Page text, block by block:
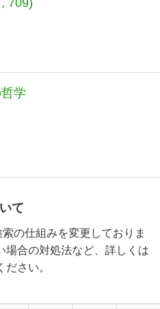
709)
学
て
の仕組みを変更しておりま
場合の対処法など、詳しくは
ださい。